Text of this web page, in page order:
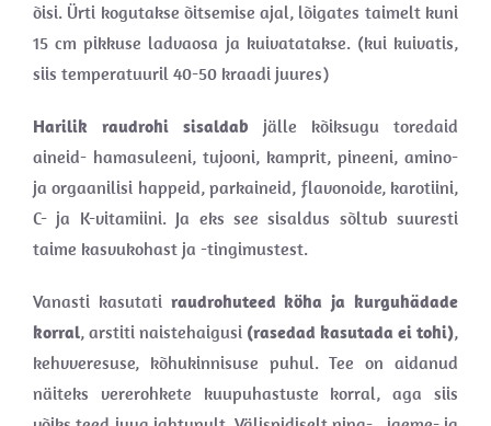
õisi. Ürti kogutakse õitsemise ajal, lõigates taimelt kuni
15 cm pikkuse ladvaosa ja kuivatatakse. (kui kuivatis,
siis temperatuuril 40-50 kraadi juures)
Harilik raudrohi sisaldab jälle kõiksugu toredaid
aineid- hamasuleeni, tujooni, kamprit, pineeni, amino-
ja orgaanilisi happeid, parkaineid, flavonoide, karotiini,
C- ja K-vitamiini. Ja eks see sisaldus sõltub suuresti
taime kasvukohast ja -tingimustest.
Vanasti kasutati raudrohuteed köha ja kurguhädade
korral, arstiti naistehaigusi (rasedad kasutada ei tohi),
kehvveresuse, kõhukinnisuse puhul. Tee on aidanud
näiteks vererohkete kuupuhastuste korral, aga siis